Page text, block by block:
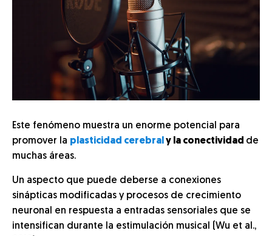
Este fenómeno muestra un enorme potencial para
promover la plasticidad cerebral y la conectividad de
muchas áreas.
Un aspecto que puede deberse a conexiones
sinápticas modificadas y procesos de crecimiento
neuronal en respuesta a entradas sensoriales que se
intensifican durante la estimulación musical (Wu et al.,